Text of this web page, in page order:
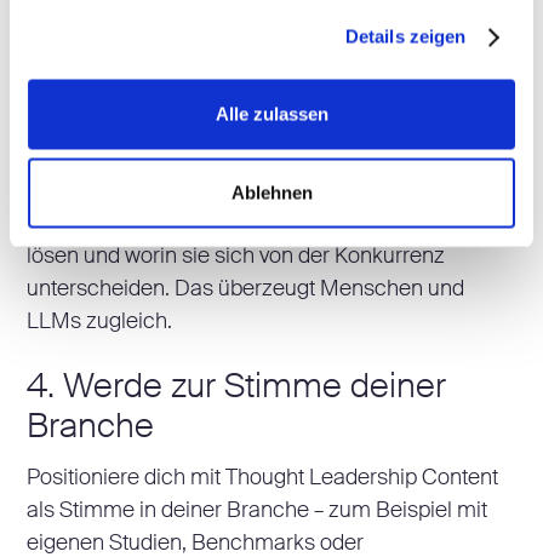
Details zeigen
Alle zulassen
Ablehnen
3. Schreib Inhalte, die echten
Mehrwert liefern
Verfasse klare, hilfreiche Inhalte statt generischem
„Copycat Content“. Setz auf Product-led Content,
der zeigt, wie deine Produkte und Services
konkrete Probleme entlang der Customer Journey
lösen und worin sie sich von der Konkurrenz
unterscheiden. Das überzeugt Menschen und
LLMs zugleich.
4. Werde zur Stimme deiner
Branche
Positioniere dich mit Thought Leadership Content
als Stimme in deiner Branche – zum Beispiel mit
eigenen Studien, Benchmarks oder